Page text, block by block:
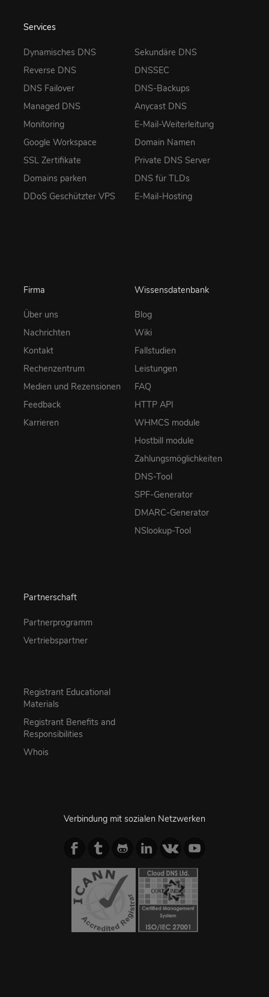
Services
Dynamisches DNS
Reverse DNS
DNS Failover
Managed DNS
Monitoring
Google Workspace
SSL Zertifikate
Domains parken
DDoS Geschützter VPS
Sekundäre DNS
DNSSEC
DNS-Backups
Anycast DNS
E-Mail-Weiterleitung
Domain Namen
Private DNS Server
DNS für TLDs
E-Mail-Hosting
Firma
Über uns
Nachrichten
Kontakt
Rechenzentrum
Medien und Rezensionen
Feedback
Karrieren
Wissensdatenbank
Blog
Wiki
Fallstudien
Leistungen
FAQ
HTTP API
WHMCS module
Hostbill module
Zahlungsmöglichkeiten
DNS-Tool
SPF-Generator
DMARC-Generator
NSlookup-Tool
Partnerschaft
Partnerprogramm
Vertriebspartner
Registrant Educational
Materials
Registrant Benefits and
Responsibilities
Whois
Verbindung mit sozialen Netzwerken